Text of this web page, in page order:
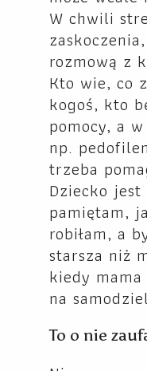
W chwili
rozmową z
Kto wie, co
kogoś, kto
pomocy, a
np.
trzeba
Dziecko
pamiętam,
robiłam, a
starsza niż
kiedy
na
To o nie